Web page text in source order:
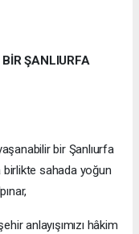
ŞANLIURFA
bir Şanlıurfa
birlikte sahada yoğun
anlayışımızı hâkim